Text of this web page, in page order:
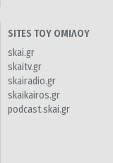
SITES ΤΟΥ ΟΜΙΛΟΥ
skai.gr
skaitv.gr
skairadio.gr
skaikairos.gr
podcast.skai.gr